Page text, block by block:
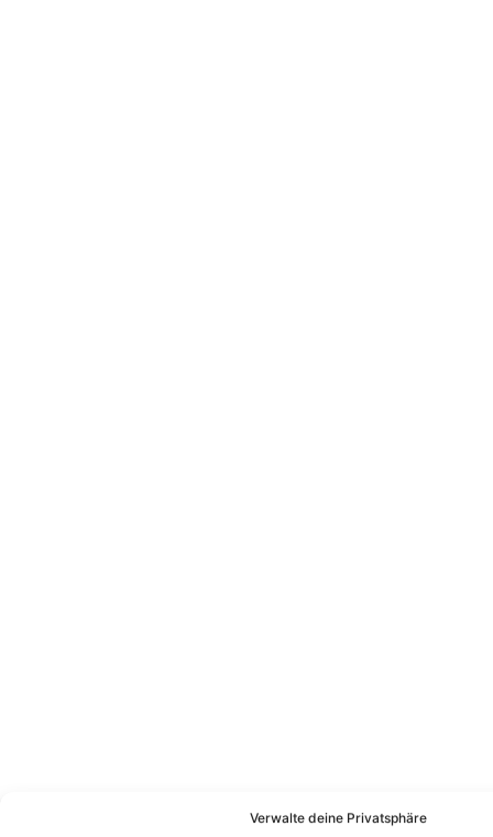
Verwalte deine Privatsphäre